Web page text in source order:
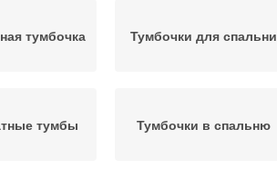
тумбочка Тумбочки для спальни
тумбы Тумбочки в спальню